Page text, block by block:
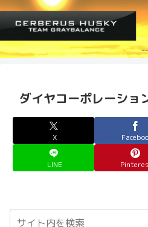
ダイヤコーポレーショ
X
LINE